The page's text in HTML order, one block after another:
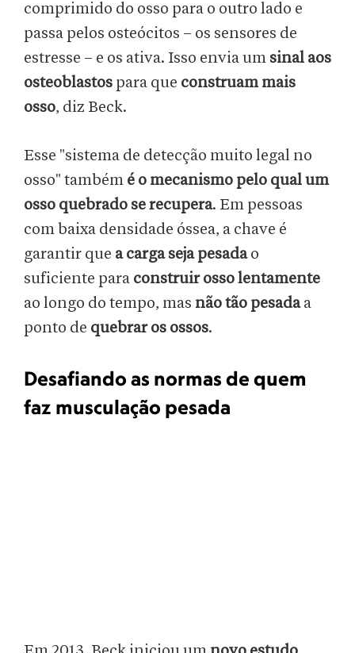
comprimido do osso para o outro lado e
passa pelos osteócitos – os sensores de
estresse – e os ativa. Isso envia um sinal aos
osteoblastos para que construam mais
osso, diz Beck.
Esse "sistema de detecção muito legal no
osso" também é o mecanismo pelo qual um
osso quebrado se recupera. Em pessoas
com baixa densidade óssea, a chave é
garantir que a carga seja pesadao
suficiente para construir osso lentamente
ao longo do tempo, mas não tão pesadaa
ponto de quebrar os ossos.
Desafiando as normas de quem
faz musculação pesada